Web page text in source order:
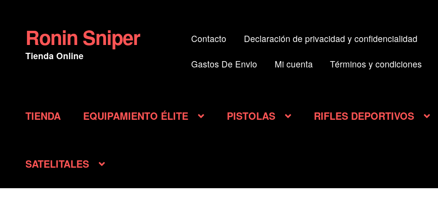
Ir
a
la
Ir
al
contenido
Ronin Sniper
Tienda Online
Contacto Declaración de privacidad y confidencialidad
Gastos De Envio Mi cuenta Términos y condiciones
TIENDA EQUIPAMIENTO ÉLITE PISTOLAS RIFLES DEPORTIVOS
SATELITALES